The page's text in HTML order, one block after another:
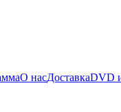
О насДоставкаDVD